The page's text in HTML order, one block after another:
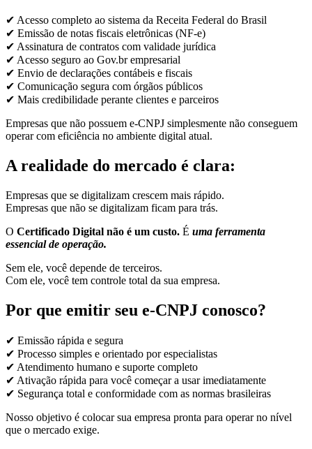
✔ Acesso completo ao sistema da Receita Federal do Brasil
✔ Emissão de notas fiscais eletrônicas (NF-e)
✔ Assinatura de contratos com validade jurídica
✔ Acesso seguro ao Gov.br empresarial
✔ Envio de declarações contábeis e fiscais
✔ Comunicação segura com órgãos públicos
✔ Mais credibilidade perante clientes e parceiros
Empresas que não possuem e-CNPJ simplesmente não conseguem
operar com eficiência no ambiente digital atual.
A realidade do mercado é clara:
Empresas que se digitalizam crescem mais rápido.
Empresas que não se digitalizam ficam para trás.
O Certificado Digital não é um custo. É uma ferramenta
essencial de operação.
Sem ele, você depende de terceiros.
Com ele, você tem controle total da sua empresa.
Por que emitir seu e-CNPJ conosco?
✔ Emissão rápida e segura
✔ Processo simples e orientado por especialistas
✔ Atendimento humano e suporte completo
✔ Ativação rápida para você começar a usar imediatamente
✔ Segurança total e conformidade com as normas brasileiras
Nosso objetivo é colocar sua empresa pronta para operar no nível
que o mercado exige.